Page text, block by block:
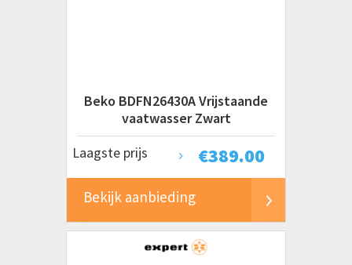
Beko BDFN26430A Vrijstaande
vaatwasser Zwart
€389.00
Laagste prijs
Bekijk aanbieding